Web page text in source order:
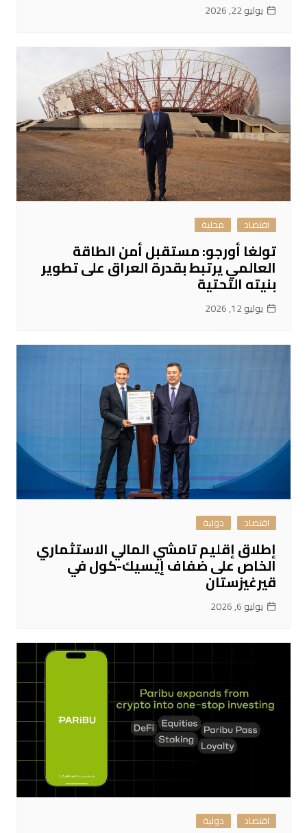
يوليو 22, 2026
اقتصاد محلية
تولغا أورجو: مستقبل أمن الطاقة
العالمي يرتبط بقدرة العراق على تطوير
بنيته التحتية
يوليو 12, 2026
اقتصاد دولية
إطلاق إقليم تامشي المالي الاستثماري
الخاص على ضفاف إيسيك-كول في
قيرغيزستان
يوليو 6, 2026
اقتصاد دولية